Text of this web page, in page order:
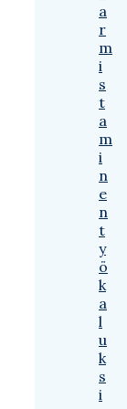
a
r
m
i
s
t
a
m
i
n
e
n
t
y
ö
k
a
l
u
k
s
i